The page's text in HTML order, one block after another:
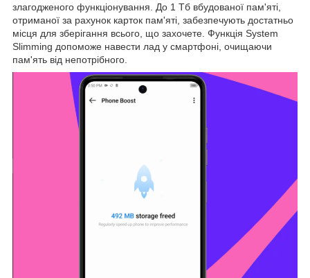
злагодженого функціонування. До 1 Тб вбудованої пам'яті,
отриманої за рахунок карток пам'яті, забезпечують достатньо
місця для зберігання всього, що захочете. Функція System
Slimming допоможе навести лад у смартфоні, очищаючи
пам'ять від непотрібного.